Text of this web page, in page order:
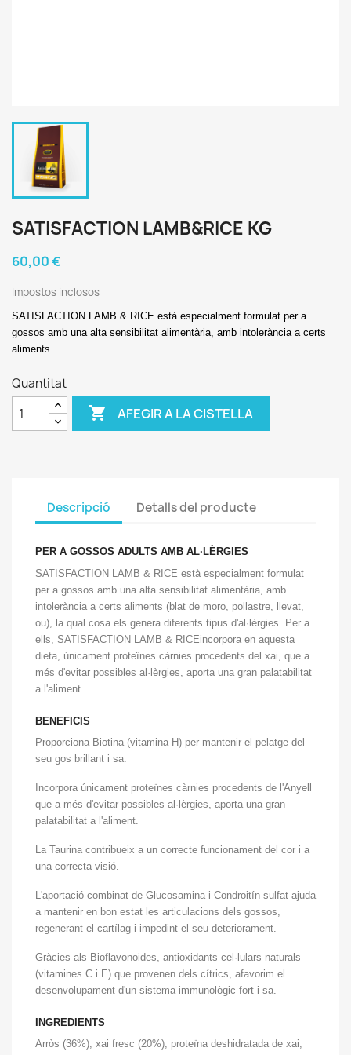
SATISFACTION LAMB&RICE KG
60,00 €
Impostos inclosos
SATISFACTION LAMB & RICE està especialment formulat per a
gossos amb una alta sensibilitat alimentària, amb intolerància a certs
aliments
Quantitat
 AFEGIR A LA CISTELLA
Descripció Detalls del producte
PER A GOSSOS ADULTS AMB AL·LÈRGIES
SATISFACTION LAMB & RICE està especialment formulat
per a gossos amb una alta sensibilitat alimentària, amb
intolerància a certs aliments (blat de moro, pollastre, llevat,
ou), la qual cosa els genera diferents tipus d'al·lèrgies. Per a
ells, SATISFACTION LAMB & RICEincorpora en aquesta
dieta, únicament proteïnes càrnies procedents del xai, que a
més d'evitar possibles al·lèrgies, aporta una gran palatabilitat
a l'aliment.
BENEFICIS
Proporciona Biotina (vitamina H) per mantenir el pelatge del
seu gos brillant i sa.
Incorpora únicament proteïnes càrnies procedents de l'Anyell
que a més d'evitar possibles al·lèrgies, aporta una gran
palatabilitat a l'aliment.
La Taurina contribueix a un correcte funcionament del cor i a
una correcta visió.
L'aportació combinat de Glucosamina i Condroitín sulfat ajuda
a mantenir en bon estat les articulacions dels gossos,
regenerant el cartílag i impedint el seu deteriorament.
Gràcies als Bioflavonoides, antioxidants cel·lulars naturals
(vitamines C i E) que provenen dels cítrics, afavorim el
desenvolupament d'un sistema immunològic fort i sa.
INGREDIENTS
Arròs (36%), xai fresc (20%), proteïna deshidratada de xai,